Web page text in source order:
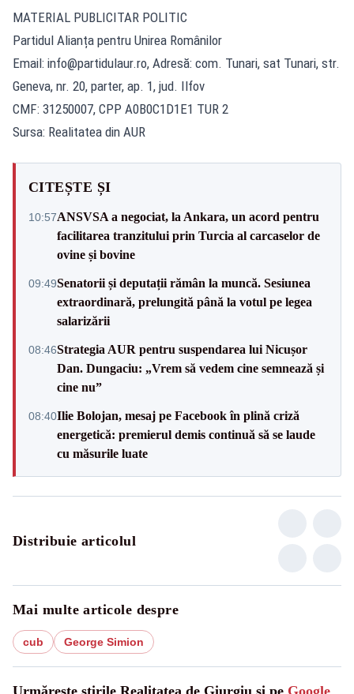
MATERIAL PUBLICITAR POLITIC
Partidul Alianța pentru Unirea Românilor
Email: info@partidulaur.ro, Adresă: com. Tunari, sat Tunari, str.
Geneva, nr. 20, parter, ap. 1, jud. Ilfov
CMF: 31250007, CPP A0B0C1D1E1 TUR 2
Sursa: Realitatea din AUR
CITEȘTE ȘI
10:57ANSVSA a negociat, la Ankara, un acord pentru
facilitarea tranzitului prin Turcia al carcaselor de
ovine și bovine
09:49Senatorii și deputații rămân la muncă. Sesiunea
extraordinară, prelungită până la votul pe legea
salarizării
08:46Strategia AUR pentru suspendarea lui Nicușor
Dan. Dungaciu: „Vrem să vedem cine semnează și
cine nu”
08:40Ilie Bolojan, mesaj pe Facebook în plină criză
energetică: premierul demis continuă să se laude
cu măsurile luate
Distribuie articolul
Mai multe articole despre
cub George Simion
Urmărește știrile Realitatea de Giurgiu și pe Google